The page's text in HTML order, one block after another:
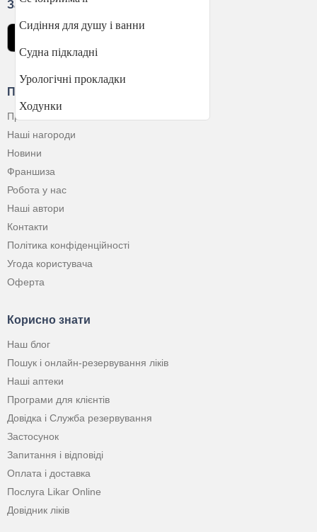
Сидіння для душу і ванни
Судна підкладні
Урологічні прокладки
Ходунки
Про Компанію
Про нас
Наші нагороди
Новини
Франшиза
Робота у нас
Наші автори
Контакти
Політика конфіденційності
Угода користувача
Оферта
Корисно знати
Наш блог
Пошук і онлайн-резервування ліків
Наші аптеки
Програми для клієнтів
Довідка і Служба резервування
Застосунок
Запитання і відповіді
Оплата і доставка
Послуга Likar Online
Довідник ліків
Завантажити застосунок